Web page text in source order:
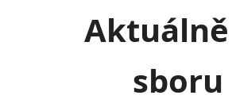
Aktuálně
sboru